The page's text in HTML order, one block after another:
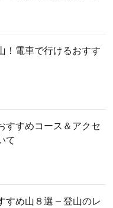
！電車で行けるおすす
すすめコース＆アクセ
て
すめ山８選 – 登山のレ